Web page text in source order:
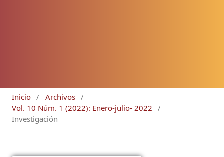
Inicio / Archivos /
Vol. 10 Núm. 1 (2022): Enero-julio- 2022
/
Investigación